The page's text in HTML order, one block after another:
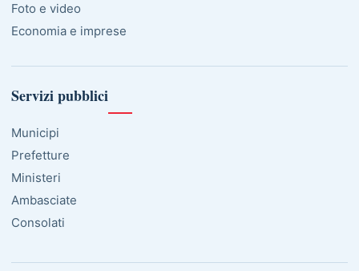
Foto e video
Economia e imprese
Servizi pubblici
Municipi
Prefetture
Ministeri
Ambasciate
Consolati